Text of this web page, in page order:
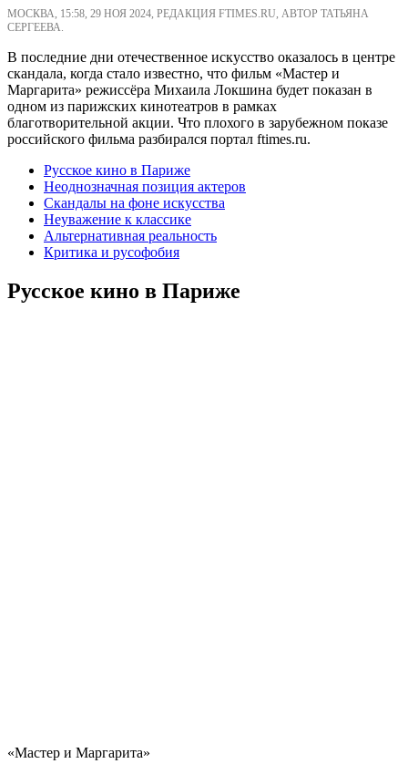
МОСКВА, 15:58, 29 НОЯ 2024, РЕДАКЦИЯ FTIMES.RU, АВТОР ТАТЬЯНА
СЕРГЕЕВА.
В последние дни отечественное искусство оказалось в центре
скандала, когда стало известно, что фильм «Мастер и
Маргарита» режиссёра Михаила Локшина будет показан в
одном из парижских кинотеатров в рамках
благотворительной акции. Что плохого в зарубежном показе
российского фильма разбирался портал ftimes.ru.
Русское кино в Париже
Неоднозначная позиция актеров
Скандалы на фоне искусства
Неуважение к классике
Альтернативная реальность
Критика и русофобия
Русское кино в Париже
«Мастер и Маргарита»